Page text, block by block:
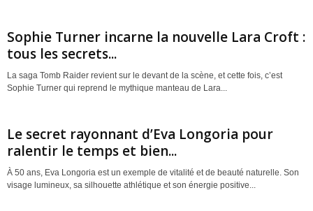
Sophie Turner incarne la nouvelle Lara Croft :
tous les secrets...
La saga Tomb Raider revient sur le devant de la scène, et cette fois, c’est
Sophie Turner qui reprend le mythique manteau de Lara...
Le secret rayonnant d’Eva Longoria pour
ralentir le temps et bien...
À 50 ans, Eva Longoria est un exemple de vitalité et de beauté naturelle. Son
visage lumineux, sa silhouette athlétique et son énergie positive...